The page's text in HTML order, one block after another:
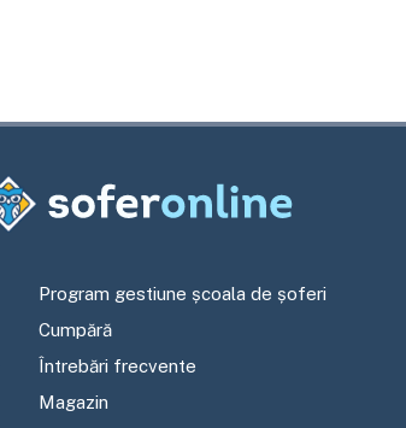
Program gestiune școala de șoferi
Cumpără
Întrebări frecvente
Magazin